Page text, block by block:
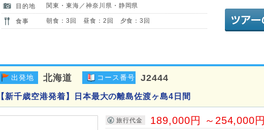
目的地 関東・東海／神奈川県・静岡県
食事 朝食：3回 昼食：2回 夕食：3回
出発地 北海道 コース番号 J2444
【新千歳空港発着】日本最大の離島佐渡ヶ島4日間
旅行代金 189,000円 ～254,000円